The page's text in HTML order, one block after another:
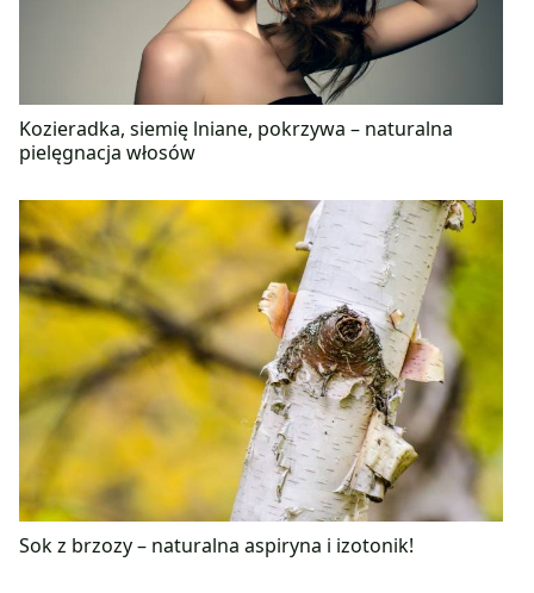
Kozieradka, siemię lniane, pokrzywa – naturalna
pielęgnacja włosów
Sok z brzozy – naturalna aspiryna i izotonik!